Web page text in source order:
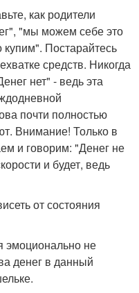
как родители
"мы можем себе это
купим". Постарайтесь
средств. Никогда
нет" - ведь эта
почти полностью
Внимание! Только в
и говорим: "Денег не
и будет, ведь
от состояния
эмоционально не
денег в данный